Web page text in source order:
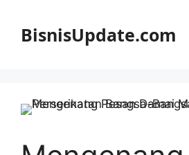
BisnisUpdate.com